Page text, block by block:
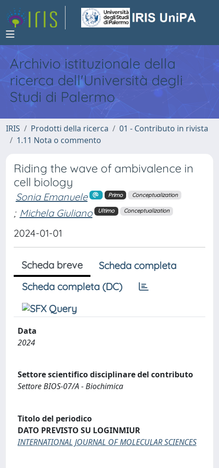
Archivio istituzionale della
ricerca dell'Università degli
Studi di Palermo
IRIS Prodotti della ricerca
01 - Contributo in rivista
1.11 Nota o commento
Riding the wave of ambivalence in
cell biology
Sonia Emanuele Primo Conceptualization
; Michela Giuliano Ultimo Conceptualization
2024-01-01
Scheda breve
Scheda completa
Scheda completa (DC)
Data
2024
Settore scientifico disciplinare del contributo
Settore BIOS-07/A - Biochimica
Titolo del periodico
DATO PREVISTO SU LOGINMIUR
INTERNATIONAL JOURNAL OF MOLECULAR SCIENCES